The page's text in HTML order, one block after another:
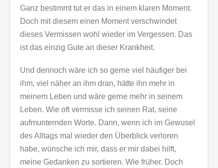
Ganz bestimmt tut er das in einem klaren Moment.
Doch mit diesem einen Moment verschwindet
dieses Vermissen wohl wieder im Vergessen. Das
ist das einzig Gute an dieser Krankheit.
Und dennoch wäre ich so gerne viel häufiger bei
ihm, viel näher an ihm dran, hätte ihn mehr in
meinem Leben und wäre gerne mehr in seinem
Leben. Wie oft vermisse ich seinen Rat, seine
aufmunternden Worte. Dann, wenn ich im Gewusel
des Alltags mal wieder den Überblick verloren
habe, wünsche ich mir, dass er mir dabei hilft,
meine Gedanken zu sortieren. Wie früher. Doch